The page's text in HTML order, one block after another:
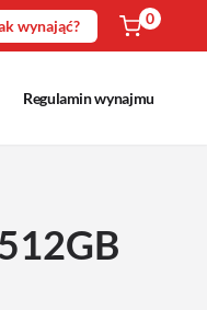
wynająć? 0
Regulamin wynajmu